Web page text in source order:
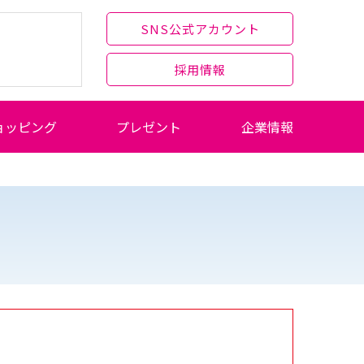
SNS公式アカウント
採用情報
ッピング プレゼント 企業情報